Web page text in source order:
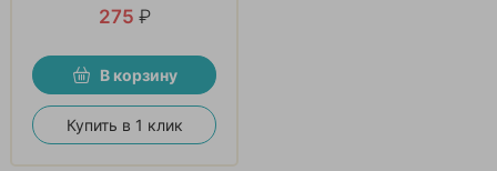
275 ₽
В корзину
Купить в 1 клик